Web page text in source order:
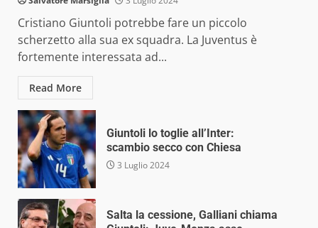
Cristiano Giuntoli potrebbe fare un piccolo
scherzetto alla sua ex squadra. La Juventus è
fortemente interessata ad...
Read More
Giuntoli lo toglie all’Inter:
scambio secco con Chiesa
3 Luglio 2024
Salta la cessione, Galliani chiama